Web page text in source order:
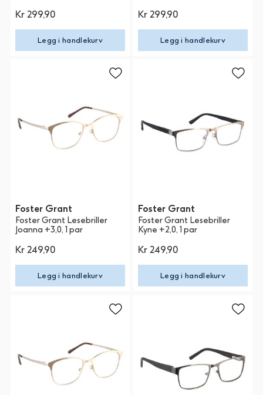
Kr 299,90
Legg i handlekurv
Kr 299,90
Legg i handlekurv
Foster Grant
Foster Grant Lesebriller
Joanna +3,0, 1 par
Kr 249,90
Legg i handlekurv
Foster Grant
Foster Grant Lesebriller
Kyne +2,0, 1 par
Kr 249,90
Legg i handlekurv